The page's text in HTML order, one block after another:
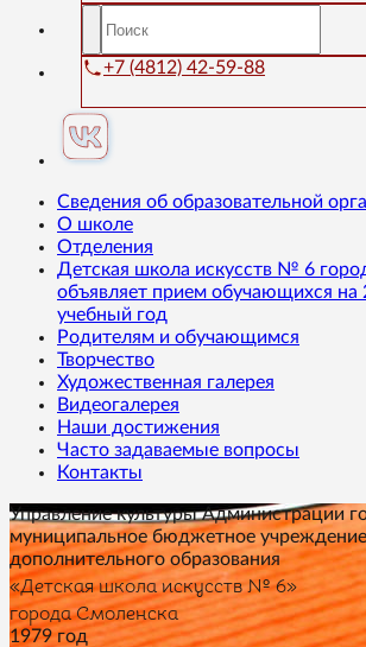
+7 (4812) 42-59-88
Сведения об образовательной
О школе
Отделения
Детская школа искусств № 6
объявляет прием обучающихся на
учебный год
Родителям и обучающимся
Творчество
Художественная галерея
Видеогалерея
Наши достижения
Часто задаваемые вопросы
Контакты
Управление культуры Администрации
муниципальное бюджетное учреждение
дополнительного образования
«Детская школа искусств № 6»
города Смоленска
1979 год